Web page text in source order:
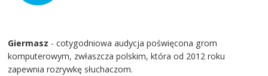
Giermasz - cotygodniowa audycja poświęcona grom
komputerowym, zwłaszcza polskim, która od 2012 roku
zapewnia rozrywkę słuchaczom.